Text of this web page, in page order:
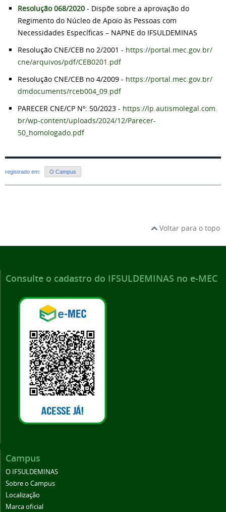
Resolução 068/2020 - Dispõe sobre a aprovação do
Regimento do Núcleo de Apoio às Pessoas com
Necessidades Específicas – NAPNE do IFSULDEMINAS
Resolução CNE/CEB no 2/2001 - https://portal.mec.gov.br/
cne/arquivos/pdf/CEB0201.pdf
Resolução CNE/CEB no 4/2009 - https://portal.mec.gov.br/
dmdocuments/rceb004_09.pdf
PARECER CNE/CP Nº: 50/2023 - https://lp.autismolegal.com.
br/wp-content/uploads/2024/12/Parecer-
50_homologado.pdf
registrado em: O Campus
Voltar para o topo
Consulte o cadastro do IFSULDEMINAS no e-MEC
Campus
O IFSULDEMINAS
Sobre o Campus
Localização
Marca oficial